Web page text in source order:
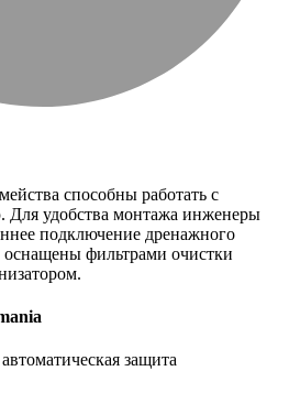
способны работать с
Для удобства монтажа инженеры
подключение дренажного
фильтрами очистки
защита